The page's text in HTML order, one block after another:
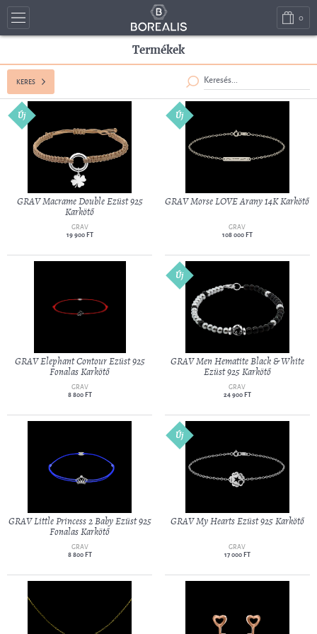
0
Termékek
KERES
GRAV Macrame Double Ezüst 925
Karkötő
GRAV
19 900 FT
Új
GRAV Morse LOVE Arany 14K Karkötő
GRAV
108 000 FT
Új
GRAV Elephant Contour Ezüst 925
Fonalas Karkötő
GRAV
8 800 FT
GRAV Men Hematite Black & White
Ezüst 925 Karkötő
GRAV
24 900 FT
Új
GRAV Little Princess 2 Baby Ezüst 925
Fonalas Karkötő
GRAV
8 800 FT
GRAV My Hearts Ezüst 925 Karkötő
GRAV
17 000 FT
Új